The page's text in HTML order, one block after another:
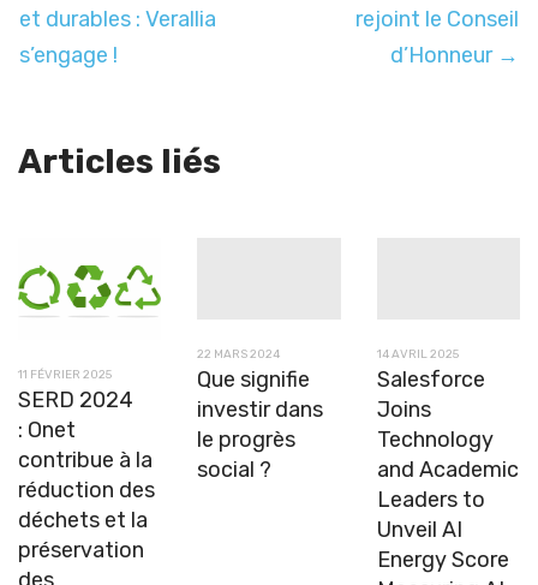
et durables : Verallia
s’engage !
rejoint le Conseil
d’Honneur →
Articles liés
11 FÉVRIER 2025
SERD 2024
: Onet
contribue à la
réduction des
déchets et la
préservation
22 MARS 2024
Que signifie
investir dans
le progrès
social ?
14 AVRIL 2025
Salesforce
Joins
Technology
and Academic
Leaders to
Unveil AI
Energy Score